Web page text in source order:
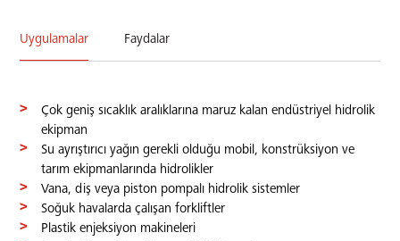
Uygulamalar Faydalar
Çok geniş sıcaklık aralıklarına maruz kalan endüstriyel hidrolik
ekipman
Su ayrıştırıcı yağın gerekli olduğu mobil, konstrüksiyon ve
tarım ekipmanlarında hidrolikler
Vana, diş veya piston pompalı hidrolik sistemler
Soğuk havalarda çalışan forkliftler
Plastik enjeksiyon makineleri